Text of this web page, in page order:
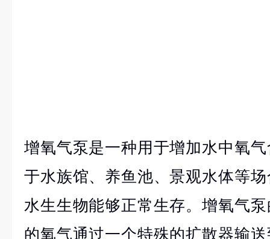
增氧气泵是一种用于增加水中氧
于水族馆、养鱼池、景观水体等
水生生物能够正常生存。增氧气
的氧气通过一个特殊的扩散器输